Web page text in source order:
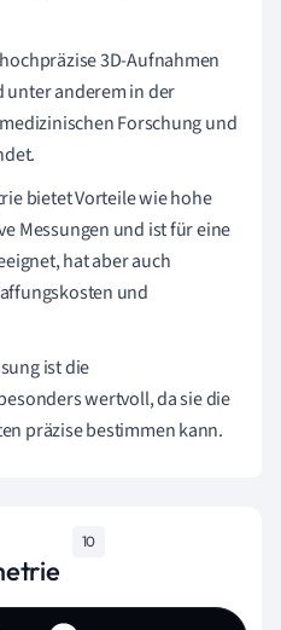
3D-Aufnahmen
anderem in der
Forschung und
bietet Vorteile wie hohe
Messungen und ist für eine
hat aber auch
und
ist die
wertvoll, da sie die
präzise bestimmen kann.
10